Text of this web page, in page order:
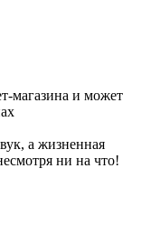
магазина и может
а жизненная
ни на что!